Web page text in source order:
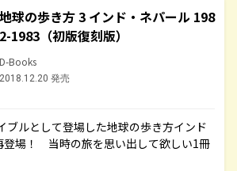
地球の歩き方 3 インド・ネパール 198
2-1983（初版復刻版）
D-Books
2018.12.20 発売
ブルとして登場した地球の歩き方インド
登場！ 当時の旅を思い出して欲しい1冊